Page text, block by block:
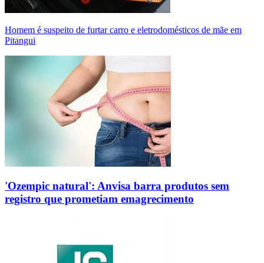
Homem é suspeito de furtar carro e eletrodomésticos de mãe em
Pitangui
'Ozempic natural': Anvisa barra produtos sem
registro que prometiam emagrecimento